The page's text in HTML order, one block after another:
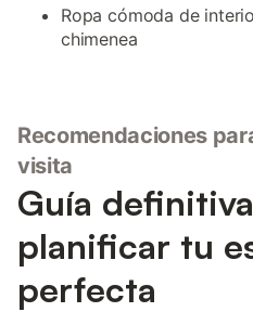
Ropa cómoda de
chimenea
Recomendaciones
visita
Guía
planificar tu
perfecta